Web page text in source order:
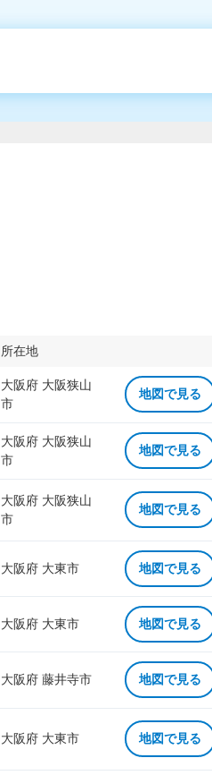
所在地
大阪府 大阪狭山
市
地図で見る
大阪府 大阪狭山
市
地図で見る
大阪府 大阪狭山
市
地図で見る
大阪府 大東市 地図で見る
大阪府 大東市 地図で見る
大阪府 藤井寺市 地図で見る
大阪府 大東市 地図で見る